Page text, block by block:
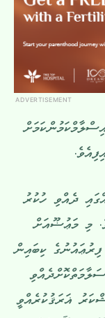
ADVERTISEMENT
ދެއްވި ހުކުރު
މި މަޢުޟޫއަށް
ކިބައިން
ޣަރަޤުކުރެއްވީ